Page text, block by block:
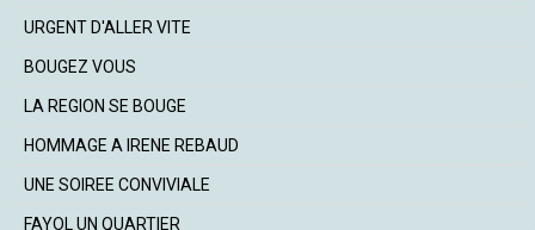
URGENT D'ALLER VITE
BOUGEZ VOUS
LA REGION SE BOUGE
HOMMAGE A IRENE REBAUD
UNE SOIREE CONVIVIALE
FAYOL UN QUARTIER